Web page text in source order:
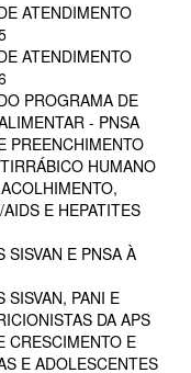
ATENDIMENTO
ATENDIMENTO
PROGRAMA DE
- PNSA
PREENCHIMENTO
HUMANO
E HEPATITES
SISVAN E PNSA À
SISVAN, PANI E
DA APS
CRESCIMENTO E
E ADOLESCENTES